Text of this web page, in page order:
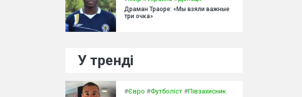
Драман Траоре: «Мы взяли важные
три очка»
У тренді
#Євро #Футболіст #Півзахисник